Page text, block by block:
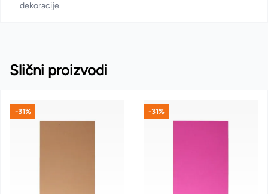
dekoracije.
Slični proizvodi
-31% -31%